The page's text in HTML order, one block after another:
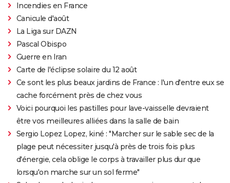
Incendies en France
Canicule d'août
La Liga sur DAZN
Pascal Obispo
Guerre en Iran
Carte de l'éclipse solaire du 12 août
Ce sont les plus beaux jardins de France : l'un d'entre eux se
cache forcément près de chez vous
Voici pourquoi les pastilles pour lave-vaisselle devraient
être vos meilleures alliées dans la salle de bain
Sergio Lopez Lopez, kiné : "Marcher sur le sable sec de la
plage peut nécessiter jusqu'à près de trois fois plus
d'énergie, cela oblige le corps à travailler plus dur que
lorsqu'on marche sur un sol ferme"